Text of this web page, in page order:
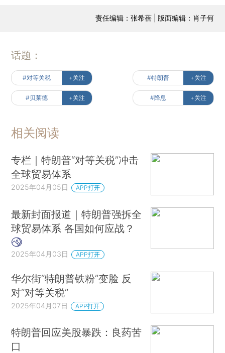
责任编辑：张希蓓 | 版面编辑：肖子何
话题：
#对等关税 +关注 #特朗普 +关注
#贝莱德 +关注 #降息 +关注
相关阅读
专栏｜特朗普“对等关税”冲击
全球贸易体系
2025年04月05日 APP打开
最新封面报道｜特朗普强拆全
球贸易体系 各国如何应战？
2025年04月03日 APP打开
华尔街“特朗普铁粉”变脸 反
对“对等关税”
2025年04月07日 APP打开
特朗普回应美股暴跌：良药苦
口